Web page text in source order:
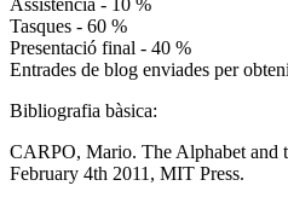
Assistència - 10 %
Tasques - 60 %
Presentació final - 40 %
Entrades de blog enviades per
Bibliografia bàsica:
CARPO, Mario. The Alphabet and
February 4th 2011, MIT Press.